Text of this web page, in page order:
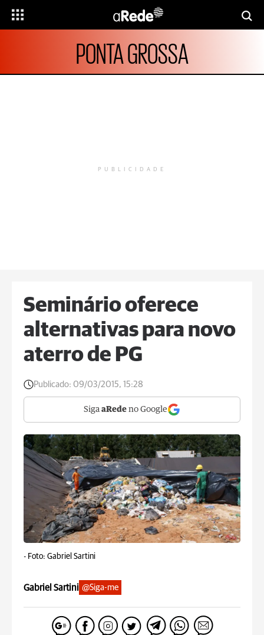
PONTA GROSSA
PUBLICIDADE
Seminário oferece
alternativas para novo
aterro de PG
Publicado: 09/03/2015, 15:28
Siga aRede no Google
- Foto: Gabriel Sartini
Gabriel Sartini @Siga-me